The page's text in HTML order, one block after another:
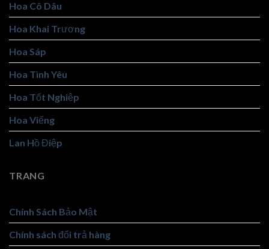
Hoa Cô Dâu
Hoa Khai Trương
Hoa Sáp
Hoa Tình Yêu
Hoa Tốt Nghiệp
Hoa Viếng
Lan Hồ Điệp
TRANG
Chính Sách Bảo Mật
Chính sách đổi trả hàng